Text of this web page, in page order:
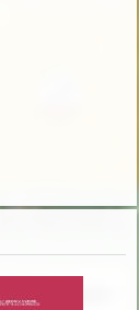
1945-1956